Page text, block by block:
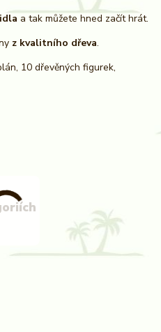
a tak můžete hned začít hrát.
z kvalitního dřeva.
10 dřevěných figurek,